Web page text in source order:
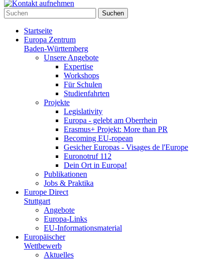
Suchen
Startseite
Europa Zentrum
Baden-Württemberg
Unsere Angebote
Expertise
Workshops
Für Schulen
Studienfahrten
Projekte
Legislativity
Europa - gelebt am Oberrhein
Erasmus+ Projekt: More than PR
Becoming EU-ropean
Gesicher Europas - Visages de l'Europe
Euronotruf 112
Dein Ort in Europa!
Publikationen
Jobs & Praktika
Europe Direct
Stuttgart
Angebote
Europa-Links
EU-Informationsmaterial
Europäischer
Wettbewerb
Aktuelles